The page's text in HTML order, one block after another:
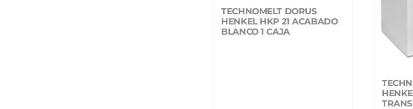
TECHNOMELT DORUS
HENKEL HKP 21 ACABADO
BLANCO 1 CAJA